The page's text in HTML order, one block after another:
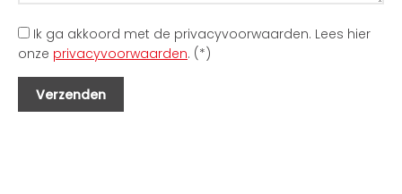
Ik ga akkoord met de privacyvoorwaarden. Lees hier
onze privacyvoorwaarden. (*)